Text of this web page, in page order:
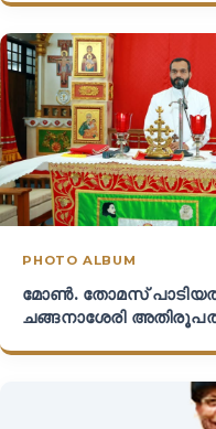
PHOTO ALBUM
മോൺ. തോമസ്
ചങ്ങനാശേരി